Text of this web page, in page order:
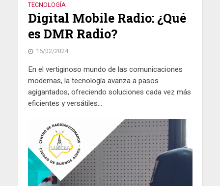
TECNOLOGÍA
Digital Mobile Radio: ¿Qué
es DMR Radio?
16/02/2024
En el vertiginoso mundo de las comunicaciones
modernas, la tecnología avanza a pasos
agigantados, ofreciendo soluciones cada vez más
eficientes y versátiles...